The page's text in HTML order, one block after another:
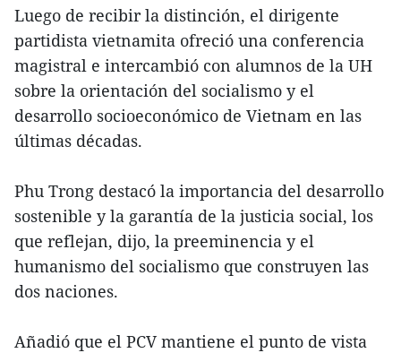
Luego de recibir la distinción, el dirigente
partidista vietnamita ofreció una conferencia
magistral e intercambió con alumnos de la UH
sobre la orientación del socialismo y el
desarrollo socioeconómico de Vietnam en las
últimas décadas.
Phu Trong destacó la importancia del desarrollo
sostenible y la garantía de la justicia social, los
que reflejan, dijo, la preeminencia y el
humanismo del socialismo que construyen las
dos naciones.
Añadió que el PCV mantiene el punto de vista